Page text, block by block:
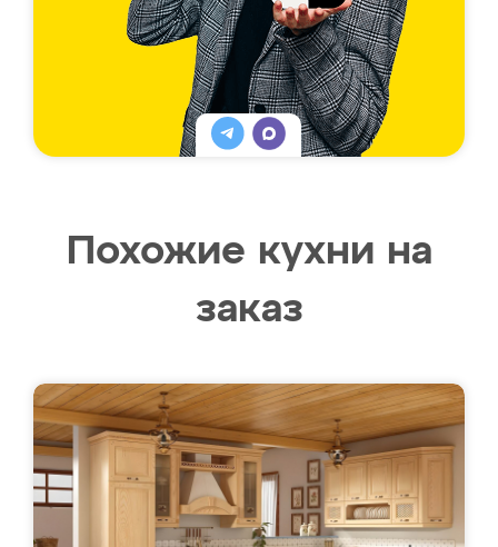
Похожие кухни на
заказ